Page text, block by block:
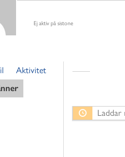
Ej aktiv på sistone
Aktivitet
Laddar